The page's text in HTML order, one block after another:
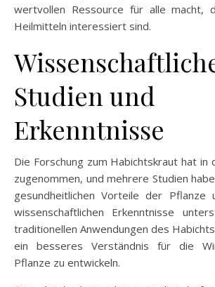
wertvollen Ressource für alle macht,
Heilmitteln interessiert sind.
Studien und
Erkenntnisse
Die Forschung zum Habichtskraut hat in
zugenommen, und mehrere Studien
gesundheitlichen Vorteile der Pflanze
wissenschaftlichen Erkenntnisse
traditionellen Anwendungen des
ein besseres Verständnis für die
Pflanze zu entwickeln.